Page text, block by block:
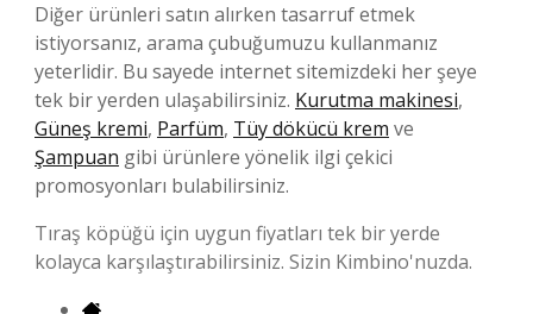
Diğer ürünleri satın alırken tasarruf etmek
istiyorsanız, arama çubuğumuzu kullanmanız
yeterlidir. Bu sayede internet sitemizdeki her şeye
tek bir yerden ulaşabilirsiniz. Kurutma makinesi,
Güneş kremi, Parfüm, Tüy dökücü krem ve
Şampuan gibi ürünlere yönelik ilgi çekici
promosyonları bulabilirsiniz.
Tıraş köpüğü için uygun fiyatları tek bir yerde
kolayca karşılaştırabilirsiniz. Sizin Kimbino'nuzda.